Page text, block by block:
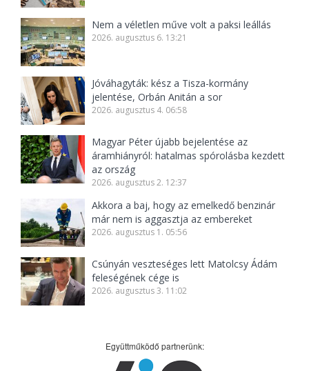
Nem a véletlen műve volt a paksi leállás
2026. augusztus 6. 13:21
Jóváhagyták: kész a Tisza-kormány
jelentése, Orbán Anitán a sor
2026. augusztus 4. 06:58
Magyar Péter újabb bejelentése az
áramhiányról: hatalmas spórolásba kezdett
az ország
2026. augusztus 2. 12:37
Akkora a baj, hogy az emelkedő benzinár
már nem is aggasztja az embereket
2026. augusztus 1. 05:56
Csúnyán veszteséges lett Matolcsy Ádám
feleségének cége is
2026. augusztus 3. 11:02
Együttműködő partnerünk: